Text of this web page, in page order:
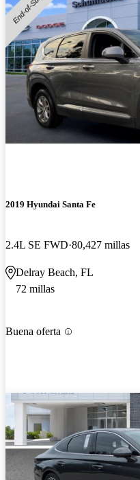
2019 Hyundai Santa Fe
2.4L SE FWD 80,427 millas
Delray Beach, FL
72 millas
Buena oferta